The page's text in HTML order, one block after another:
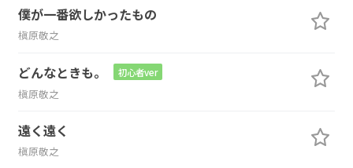
僕が一番欲しかったもの
槇原敬之
どんなときも。 初心者ver
槇原敬之
遠く遠く
槇原敬之